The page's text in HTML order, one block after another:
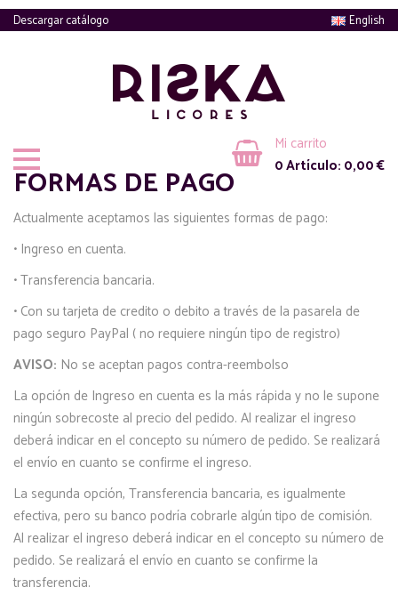
Descargar catálogo English
Mi carrito
0Artículo: 0,00€
FORMAS DE PAGO
Actualmente aceptamos las siguientes formas de pago:
• Ingreso en cuenta.
• Transferencia bancaria.
• Con su tarjeta de credito o debito a través de la pasarela de
pago seguro PayPal ( no requiere ningún tipo de registro)
AVISO: No se aceptan pagos contra-reembolso
La opción de Ingreso en cuenta es la más rápida y no le supone
ningún sobrecoste al precio del pedido. Al realizar el ingreso
deberá indicar en el concepto su número de pedido. Se realizará
el envío en cuanto se confirme el ingreso.
La segunda opción, Transferencia bancaria, es igualmente
efectiva, pero su banco podría cobrarle algún tipo de comisión.
Al realizar el ingreso deberá indicar en el concepto su número de
pedido. Se realizará el envío en cuanto se confirme la
transferencia.